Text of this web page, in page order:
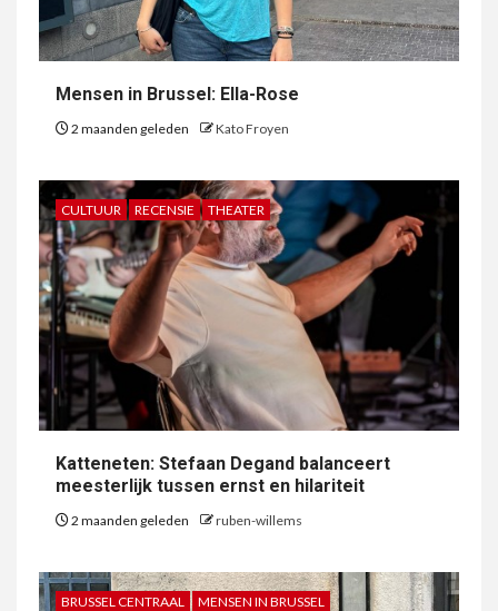
Mensen in Brussel: Ella-Rose
2 maanden geleden Kato Froyen
CULTUUR RECENSIE THEATER
Katteneten: Stefaan Degand balanceert
meesterlijk tussen ernst en hilariteit
2 maanden geleden ruben-willems
BRUSSEL CENTRAAL MENSEN IN BRUSSEL